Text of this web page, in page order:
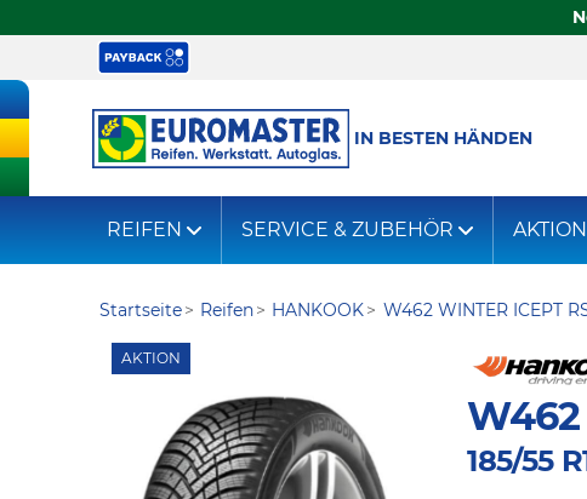
IN BESTEN HÄNDEN
REIFEN SERVICE & ZUBEHÖR
Startseite Reifen HANKOOK W462 WINTER ICEPT
AKTION
W462
185/55